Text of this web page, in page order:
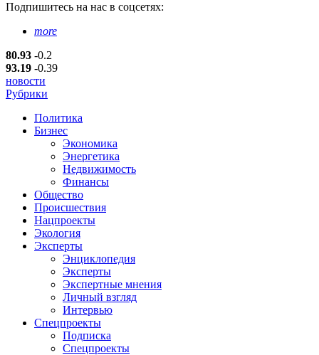
Подпишитесь на нас в соцсетях:
more
80.93 -0.2
93.19 -0.39
новости
Рубрики
Политика
Бизнес
Экономика
Энергетика
Недвижимость
Финансы
Общество
Происшествия
Нацпроекты
Экология
Эксперты
Энциклопедия
Эксперты
Экспертные мнения
Личный взгляд
Интервью
Спецпроекты
Подписка
Спецпроекты